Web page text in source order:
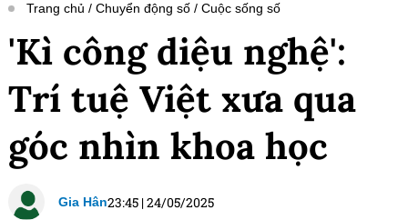
Trang chủ Chuyển động số Cuộc sống số
'Kì công diệu nghệ':
Trí tuệ Việt xưa qua
góc nhìn khoa học
Gia Hân23:45 |24/05/2025